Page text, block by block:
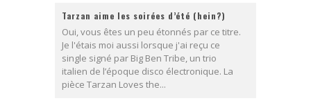
Tarzan aime les soirées d’été (hein?)
Oui, vous êtes un peu étonnés par ce titre.
Je l'étais moi aussi lorsque j'ai reçu ce
single signé par Big Ben Tribe, un trio
italien de l’époque disco électronique. La
pièce Tarzan Loves the...